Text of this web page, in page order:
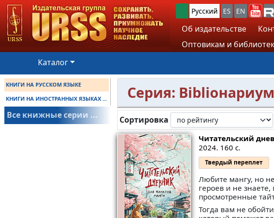
Русский ES EN
Об издательстве
Оптовикам и
Каталог
КНИГИ НА РУССКОМ ЯЗЫКЕ
КНИГИ НА ИНОСТРАННЫХ ЯЗЫКАХ ...
Все книжные серии ...
Серия: Biblioнариум
Сортировка
Читательский
2024. 160 с.
Твердый переплет
Любите мангу, но
героев и не
просмотренные
Тогда вам не